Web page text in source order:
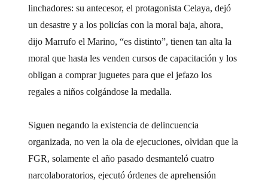
linchadores: su antecesor, el protagonista Celaya, dejó
un desastre y a los policías con la moral baja, ahora,
dijo Marrufo el Marino, “es distinto”, tienen tan alta la
moral que hasta les venden cursos de capacitación y los
obligan a comprar juguetes para que el jefazo los
regales a niños colgándose la medalla.
Siguen negando la existencia de delincuencia
organizada, no ven la ola de ejecuciones, olvidan que la
FGR, solamente el año pasado desmanteló cuatro
narcolaboratorios, ejecutó órdenes de aprehensión